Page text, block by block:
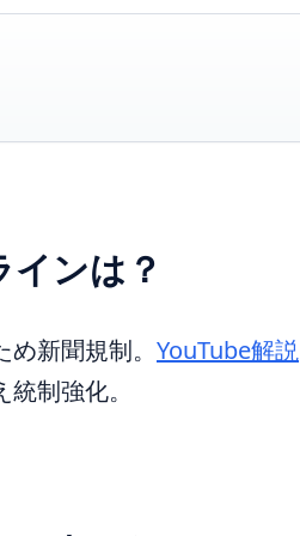
インは？
新聞規制。 YouTube解説
制強化。